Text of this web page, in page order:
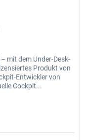
mit dem Under-Desk-
Produkt von
Entwickler von
Cockpit...